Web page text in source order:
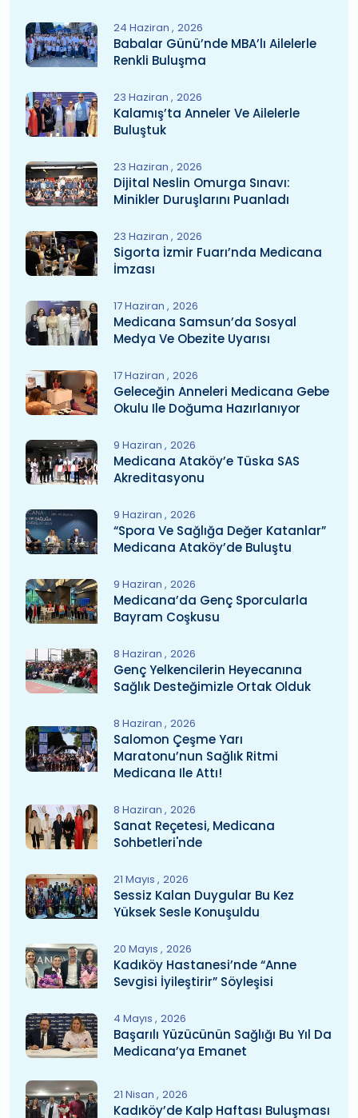
24 Haziran 2026
Babalar Günü’nde MBA’lı Ailelerle
Renkli Buluşma
23 Haziran 2026
Kalamış’ta Anneler Ve Ailelerle
Buluştuk
23 Haziran 2026
Dijital Neslin Omurga Sınavı:
Minikler Duruşlarını Puanladı
23 Haziran 2026
Sigorta İzmir Fuarı’nda Medicana
İmzası
17 Haziran 2026
Medicana Samsun’da Sosyal
Medya Ve Obezite Uyarısı
17 Haziran 2026
Geleceğin Anneleri Medicana Gebe
Okulu Ile Doğuma Hazırlanıyor
9 Haziran 2026
Medicana Ataköy’e Tüska SAS
Akreditasyonu
9 Haziran 2026
“Spora Ve Sağlığa Değer Katanlar”
Medicana Ataköy’de Buluştu
9 Haziran 2026
Medicana’da Genç Sporcularla
Bayram Coşkusu
8 Haziran 2026
Genç Yelkencilerin Heyecanına
Sağlık Desteğimizle Ortak Olduk
8 Haziran 2026
Salomon Çeşme Yarı
Maratonu’nun Sağlık Ritmi
Medicana Ile Attı!
8 Haziran 2026
Sanat Reçetesi, Medicana
Sohbetleri'nde
21 Mayıs 2026
Sessiz Kalan Duygular Bu Kez
Yüksek Sesle Konuşuldu
20 Mayıs 2026
Kadıköy Hastanesi’nde “Anne
Sevgisi İyileştirir” Söyleşisi
4 Mayıs 2026
Başarılı Yüzücünün Sağlığı Bu Yıl Da
Medicana’ya Emanet
21 Nisan 2026
Kadıköy’de Kalp Haftası Buluşması